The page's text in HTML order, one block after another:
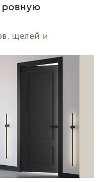
ровную
щелей и